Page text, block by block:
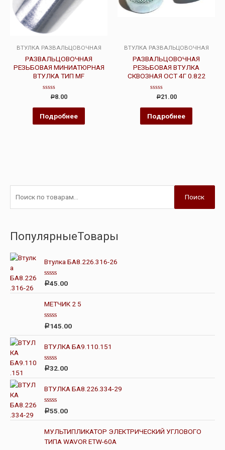
ВТУЛКА РАЗВАЛЬЦОВОЧНАЯ
РАЗВАЛЬЦОВОЧНАЯ
РЕЗЬБОВАЯ МИНИАТЮРНАЯ
ВТУЛКА ТИП MF
Оценка
из
Р8.00
Подробнее
ВТУЛКА РАЗВАЛЬЦОВОЧНАЯ
РАЗВАЛЬЦОВОЧНАЯ
РЕЗЬБОВАЯ ВТУЛКА
СКВОЗНАЯ ОСТ 4Г 0.822
Оценка
из
Р21.00
Подробнее
Поиск
ПопулярныеТовары
Втулка БА8.226.316-26
О
е
н
к
а
0
и
з
Р45.00
МЕТЧИК 2 5
О
е
н
к
а
0
и
з
Р145.00
ВТУЛКА БА9.110.151
О
е
н
к
а
0
и
з
Р32.00
ВТУЛКА БА8.226.334-29
О
е
н
к
а
Р55.00
МУЛЬТИПЛИКАТОР ЭЛЕКТРИЧЕСКИЙ УГЛОВОГО
ТИПА WAVOR ETW-60A